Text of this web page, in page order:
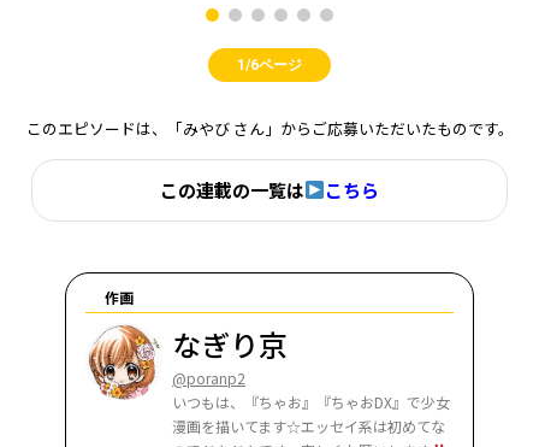
1/6ページ
このエピソードは、「みやび さん」からご応募いただいたものです。
この連載の一覧は こちら
作画
なぎり京
@poranp2
いつもは、『ちゃお』『ちゃおDX』で少女
漫画を描いてます☆エッセイ系は初めてな